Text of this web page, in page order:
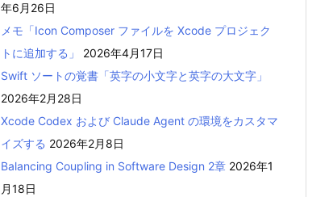
年6月26日
メモ「Icon Composer ファイルを Xcode プロジェク
トに追加する」
2026年4月17日
Swift ソートの覚書「英字の小文字と英字の大文字」
2026年2月28日
Xcode Codex および Claude Agent の環境をカスタマ
イズする 2026年2月8日
Balancing Coupling in Software Design 2章 2026年1
月18日